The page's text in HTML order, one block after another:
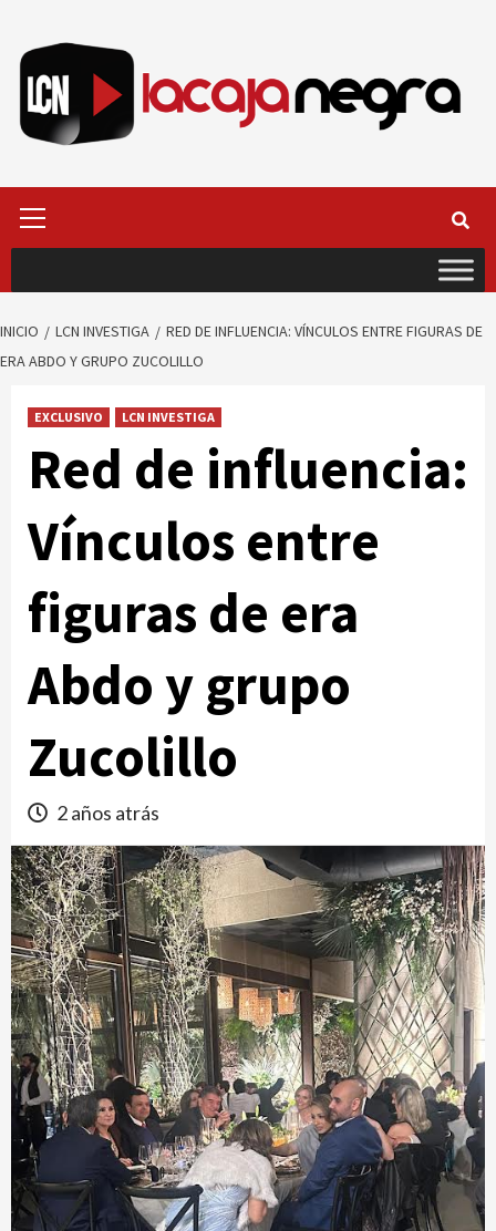
contenido
primario
INICIO LCN INVESTIGA
RED DE INFLUENCIA: VÍNCULOS ENTRE FIGURAS DE
ERA ABDO Y GRUPO ZUCOLILLO
EXCLUSIVO LCN INVESTIGA
Red de influencia:
Vínculos entre
figuras de era
Abdo y grupo
Zucolillo
2 años atrás